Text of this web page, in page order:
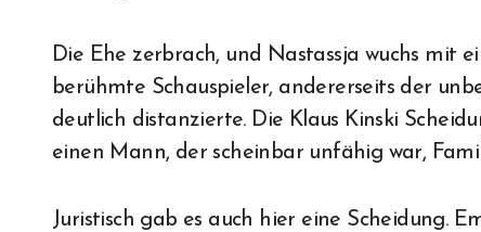
Die Ehe zerbrach, und Nastassja wuchs mit
berühmte Schauspieler, andererseits der
deutlich distanzierte. Die Klaus Kinski
einen Mann, der scheinbar unfähig war,
Juristisch gab es auch hier eine Scheidung.